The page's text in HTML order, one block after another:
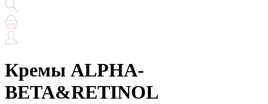
Кремы ALPHA-
BETA&RETINOL